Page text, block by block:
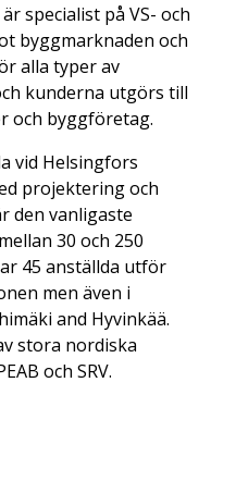
specialist på VS- och
byggmarknaden och
alla typer av
kunderna utgörs till
och byggföretag.
vid Helsingfors
projektering och
den vanligaste
30 och 250
45 anställda utför
men även i
and Hyvinkää.
stora nordiska
och SRV.